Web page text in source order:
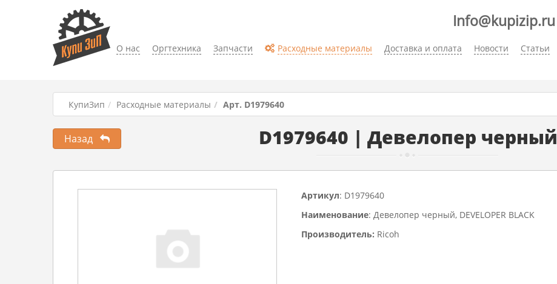
О нас Оргтехника Запчасти Расходные материалы Доставка и оплата Новости Статьи
Info@kupizip.ru
КупиЗип Расходные материалы Арт. D1979640
Назад D1979640 | Девелопер черный
Артикул: D1979640
Наименование: Девелопер черный, DEVELOPER BLACK
Производитель: Ricoh